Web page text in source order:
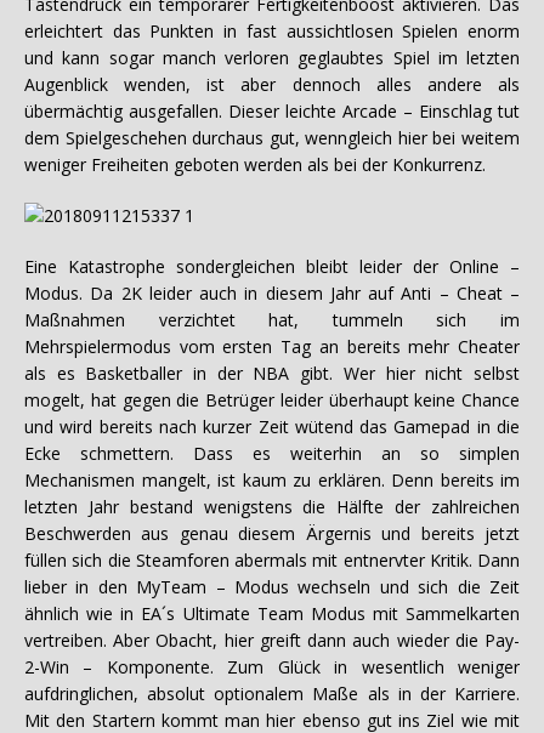
erleichtert das Punkten in fast aussichtlosen Spielen enorm
und kann sogar manch verloren geglaubtes Spiel im letzten
Augenblick wenden, ist aber dennoch alles andere als
übermächtig ausgefallen. Dieser leichte Arcade – Einschlag tut
dem Spielgeschehen durchaus gut, wenngleich hier bei weitem
weniger Freiheiten geboten werden als bei der Konkurrenz.
Eine Katastrophe sondergleichen bleibt leider der Online –
Modus. Da 2K leider auch in diesem Jahr auf Anti – Cheat –
Maßnahmen verzichtet hat, tummeln sich im
Mehrspielermodus vom ersten Tag an bereits mehr Cheater
als es Basketballer in der NBA gibt. Wer hier nicht selbst
mogelt, hat gegen die Betrüger leider überhaupt keine Chance
und wird bereits nach kurzer Zeit wütend das Gamepad in die
Ecke schmettern. Dass es weiterhin an so simplen
Mechanismen mangelt, ist kaum zu erklären. Denn bereits im
letzten Jahr bestand wenigstens die Hälfte der zahlreichen
Beschwerden aus genau diesem Ärgernis und bereits jetzt
füllen sich die Steamforen abermals mit entnervter Kritik. Dann
lieber in den MyTeam – Modus wechseln und sich die Zeit
ähnlich wie in EA´s Ultimate Team Modus mit Sammelkarten
vertreiben. Aber Obacht, hier greift dann auch wieder die Pay-
2-Win – Komponente. Zum Glück in wesentlich weniger
aufdringlichen, absolut optionalem Maße als in der Karriere.
Mit den Startern kommt man hier ebenso gut ins Ziel wie mit